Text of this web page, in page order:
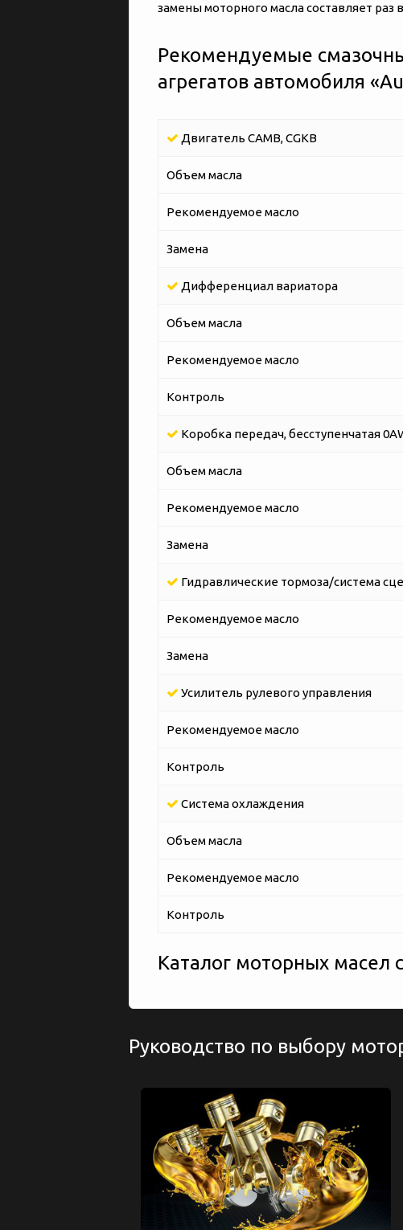
замены моторного масла составляет раз
Рекомендуемые
агрегатов автомобиля
Двигатель CAMB, CGKB
Объем масла
Рекомендуемое масло
Замена
Дифференциал вариатора
Объем масла
Рекомендуемое масло
Контроль
Коробка передач, бесступенчатая
Объем масла
Рекомендуемое масло
Замена
Гидравлические тормоза/система
Рекомендуемое масло
Замена
Усилитель рулевого управления
Рекомендуемое масло
Контроль
Система охлаждения
Объем масла
Рекомендуемое масло
Контроль
Каталог моторных масел
Руководство по выбору